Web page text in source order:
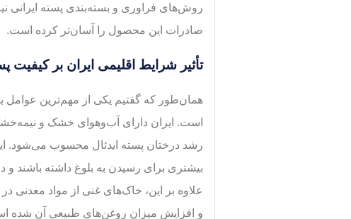
روش‌های فراوری و بسته‌بندی پسته ایرانی
صادرات این محصول را آسان‌تر کرده است.
تأثیر شرایط اقلیمی ایران بر کیفیت
همان‌طور که گفتیم یکی از مهم‌ترین عوامل
است. ایران دارای آب‌وهوای خشک و
رشد درختان پسته ایدئال محسوب می‌شود.
بیشتری برای رسیدن به بلوغ داشته باشند و
علاوه بر این، خاک‌های غنی از مواد معدنی
و افزایش میزان روغن‌های طبیعی آن شده